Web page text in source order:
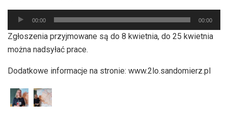
Odtwarzacz
plików
dźwiękowych
00:00 00:00
Zgłoszenia przyjmowane są do 8 kwietnia, do 25 kwietnia
można nadsyłać prace.
Dodatkowe informacje na stronie: www.2lo.sandomierz.pl